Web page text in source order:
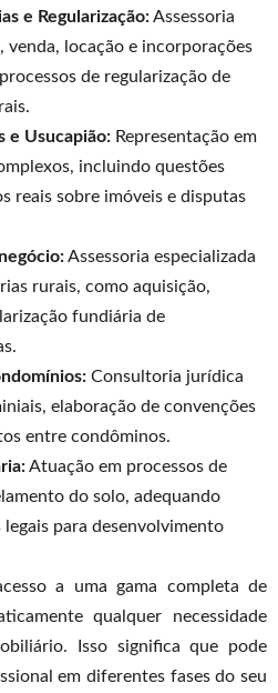
e Regularização:Assessoria
venda, locação e incorporações
de regularização de
e Usucapião: Representação em
incluindo questões
reais sobre imóveis e disputas
Assessoria especializada
rurais, como aquisição,
fundiária de
Consultoria jurídica
elaboração de convenções
entre condôminos.
Atuação em processos de
do solo, adequando
legais para desenvolvimento
a uma gama completa de
qualquer necessidade
Isso significa que pode
em diferentes fases do seu